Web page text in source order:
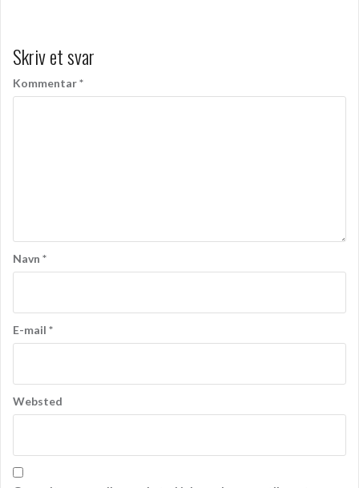
Skriv et svar
Kommentar*
Navn *
E-mail *
Websted